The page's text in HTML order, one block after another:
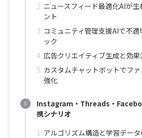
ニュースフィード最適化AIが
ント
コミュニティ管理支援AIで不
ック
広告クリエイティブ生成と効
カスタムチャットボットでフ
強化
Instagram・Threads・
携シナリオ
アルゴリズム構造と学習デー